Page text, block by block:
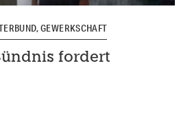
GEWERKSCHAFT
fordert